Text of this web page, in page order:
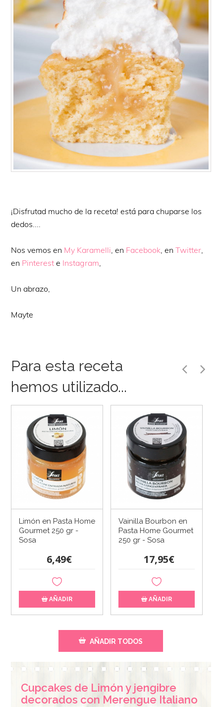
¡Disfrutad mucho de la receta! está para chuparse los
dedos....
Nos vemos en My Karamelli, en Facebook, enTwitter,
en Pinterest e Instagram,
Un abrazo,
Mayte
Para esta receta
hemos utilizado...
Limón en Pasta Home
Gourmet 250 gr -
Sosa
6,49€
AÑADIR
Vainilla Bourbon en
Pasta Home Gourmet
250 gr - Sosa
17,95€
AÑADIR
AÑADIR TODOS
Cupcakes de Limón y jengibre
decorados con Merengue Italiano